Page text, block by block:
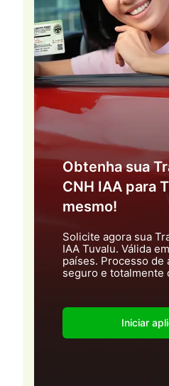
Obtenha sua
CNH IAA para
mesmo!
Solicite agora sua
IAA Tuvalu. Válida
países. Processo de
seguro e totalmente
Iniciar